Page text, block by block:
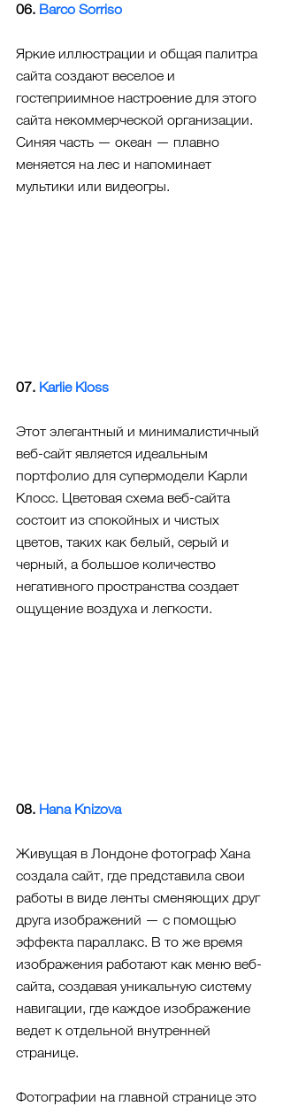
06. Barco Sorriso
Яркие иллюстрации и общая палитра
сайта создают веселое и
гостеприимное настроение для этого
сайта некоммерческой организации.
Синяя часть — океан — плавно
меняется на лес и напоминает
мультики или видеогры.
07. Karlie Kloss
Этот элегантный и минималистичный
веб-сайт является идеальным
портфолио для супермодели Карли
Клосс. Цветовая схема веб-сайта
состоит из спокойных и чистых
цветов, таких как белый, серый и
черный, а большое количество
негативного пространства создает
ощущение воздуха и легкости.
08. Hana Knizova
Живущая в Лондоне фотограф Хана
создала сайт, где представила свои
работы в виде ленты сменяющих друг
друга изображений — с помощью
эффекта параллакс. В то же время
изображения работают как меню веб-
сайта, создавая уникальную систему
навигации, где каждое изображение
ведет к отдельной внутренней
странице.
Фотографии на главной странице это